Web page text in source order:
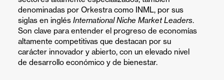
denominadas por Orkestra como INML, por sus
siglas en inglés International Niche Market Leaders.
Son clave para entender el progreso de economías
altamente competitivas que destacan por su
carácter innovador y abierto, con un elevado nivel
de desarrollo económico y de bienestar.